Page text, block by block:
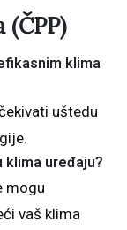
klima
uštedu
klima uređaju?
mogu
vaš klima